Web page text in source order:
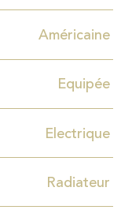
Américaine
Equipée
Electrique
Radiateur